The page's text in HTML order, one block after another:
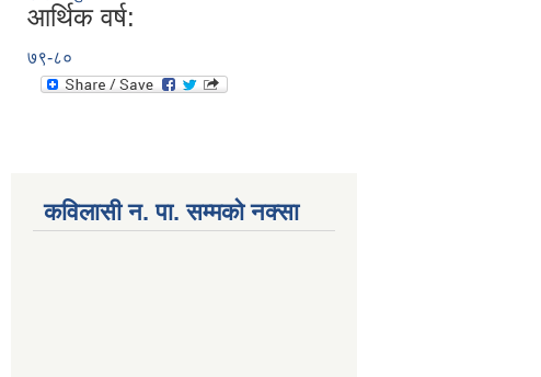
आर्थिक वर्ष:
७९-८०
कविलासी न. पा. सम्मकाे नक्सा